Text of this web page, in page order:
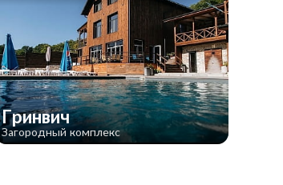
Гринвич
Загородный комплекс